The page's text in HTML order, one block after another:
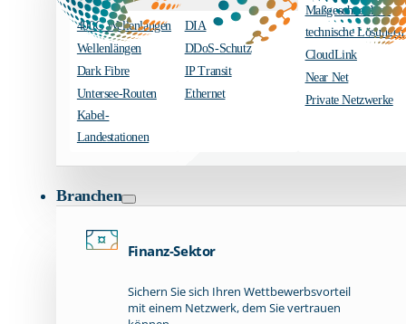
400G Wellenlängen
Wellenlängen
Dark Fibre
Untersee-Routen
Kabel-
Landestationen
DIA
DDoS-Schutz
IP Transit
Ethernet
Maßgeschneiderte
technische Lösungen
CloudLink
Near Net
Private Netzwerke
Branchen
Finanz-Sektor
Sichern Sie sich Ihren Wettbewerbsvorteil
mit einem Netzwerk, dem Sie vertrauen